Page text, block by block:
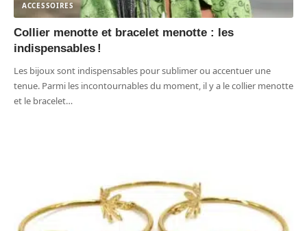
ACCESSOIRES
Collier menotte et bracelet menotte : les
indispensables !
Les bijoux sont indispensables pour sublimer ou accentuer une
tenue. Parmi les incontournables du moment, il y a le collier menotte
et le bracelet…